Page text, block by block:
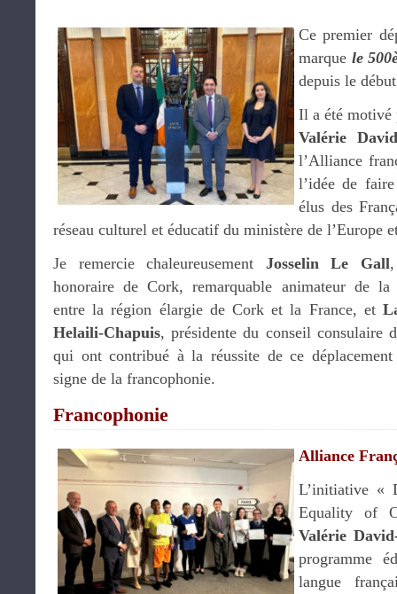
Ce premier
marque le
depuis le
Il a été motivé
Valérie
l’Alliance
l’idée de
élus des
réseau culturel et éducatif du ministère de l’Europe
Je remercie chaleureusement Josselin Le Gall,
honoraire de Cork, remarquable animateur de la
entre la région élargie de Cork et la France, et
Helaili-Chapuis, présidente du conseil consulaire
qui ont contribué à la réussite de ce
signe de la francophonie.
Francophonie
Alliance
L’initiative «
Equality of
Valérie
programme
langue